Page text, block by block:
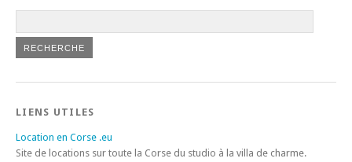
LIENS UTILES
Location en Corse .eu
Site de locations sur toute la Corse du studio à la villa de charme.